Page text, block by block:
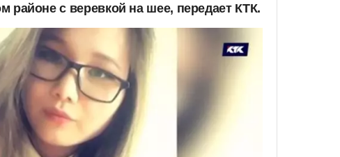
районе с веревкой на шее, передает КТК.